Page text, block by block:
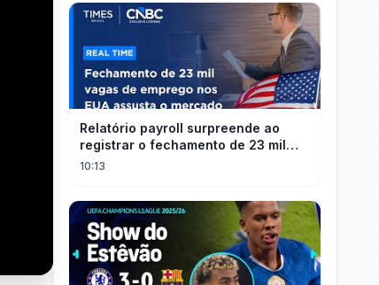
Relatório payroll surpreende ao
registrar o fechamento de 23 mil
vagas nos EUA
10:13